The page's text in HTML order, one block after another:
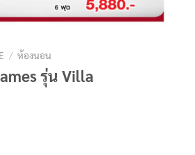
/ ห้องนอน
รุ่น Villa